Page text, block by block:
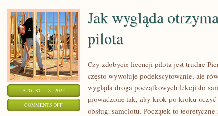
AUGUST - 18 - 2025
COMMENTS OFFON
Jak wygląda
pilota
Czy zdobycie licencji pilota jest trudne
często wywołuje podekscytowanie, ale
wygląda droga początkowych lekcji do
prowadzone tak, aby krok po kroku
obsługi samolotu. Początek to